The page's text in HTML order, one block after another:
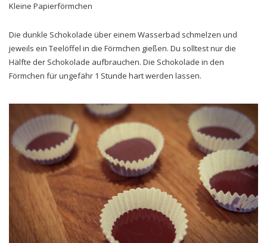
Kleine Papierförmchen
Die dunkle Schokolade über einem Wasserbad schmelzen und
jeweils ein Teelöffel in die Förmchen gießen. Du solltest nur die
Hälfte der Schokolade aufbrauchen. Die Schokolade in den
Förmchen für ungefähr 1 Stunde hart werden lassen.